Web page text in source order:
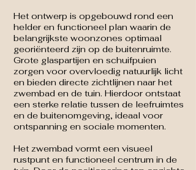
Het ontwerp is opgebouwd rond een
helder en functioneel plan waarin de
belangrijkste woonzones optimaal
georiënteerd zijn op de buitenruimte.
Grote glaspartijen en schuifpuien
zorgen voor overvloedig natuurlijk licht
en bieden directe zichtlijnen naar het
zwembad en de tuin. Hierdoor ontstaat
een sterke relatie tussen de leefruimtes
en de buitenomgeving, ideaal voor
ontspanning en sociale momenten.
Het zwembad vormt een visueel
rustpunt en functioneel centrum in de